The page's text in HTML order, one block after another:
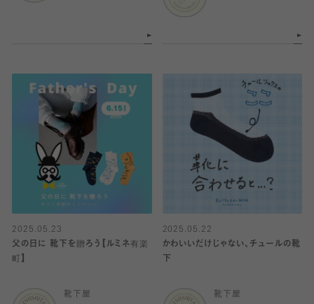
2025.05.23
父の日に 靴下を贈ろう【ルミネ有楽
町】
靴下屋
2025.05.22
かわいいだけじゃない、チュールの靴
下
靴下屋